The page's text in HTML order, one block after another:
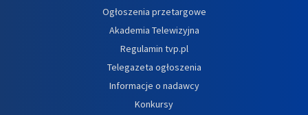
Ogłoszenia przetargowe
Akademia Telewizyjna
Regulamin tvp.pl
Telegazeta ogłoszenia
Informacje o nadawcy
Konkursy